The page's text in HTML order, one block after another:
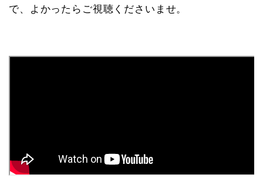
で、よかったらご視聴くださいませ。